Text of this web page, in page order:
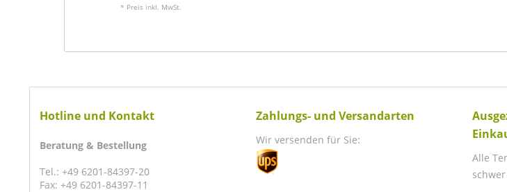
* Preis inkl. MwSt.
Hotline und Kontakt
Beratung & Bestellung
Tel.: +49 6201-84397-20
Fax: +49 6201-84397-11
Zahlungs- und Versandarten
Wir versenden für Sie:
Alle